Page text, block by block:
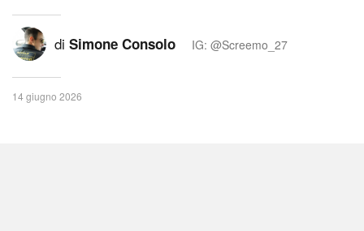
di Simone Consolo IG: @Screemo_27
14 giugno 2026